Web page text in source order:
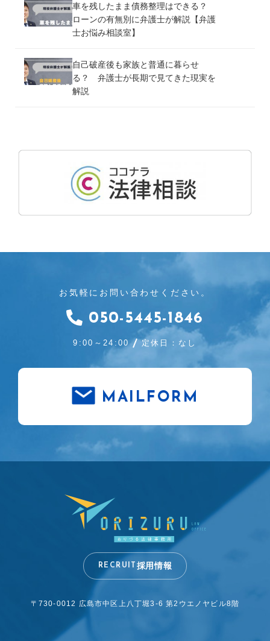
車を残したまま債務整理はできる？
ローンの有無別に弁護士が解説【弁護
士お悩み相談室】
自己破産後も家族と普通に暮らせ
る？ 弁護士が長期で見てきた現実を
解説
MAILFORM
お気軽にお問い合わせください。
050-5445-1846
9:00～24:00 定休日：なし
RECRUIT 採用情報
〒730-0012 広島市中区上八丁堀3-6第2ウエノヤビル8階